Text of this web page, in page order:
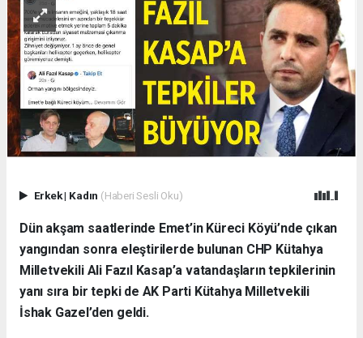
Erkek| Kadın (Haberi Sesli Oku)
Dün akşam saatlerinde Emet’in Küreci Köyü’nde çıkan
yangından sonra eleştirilerde bulunan CHP Kütahya
Milletvekili Ali Fazıl Kasap’a vatandaşların tepkilerinin
yanı sıra bir tepki de AK Parti Kütahya Milletvekili
İshak Gazel’den geldi.